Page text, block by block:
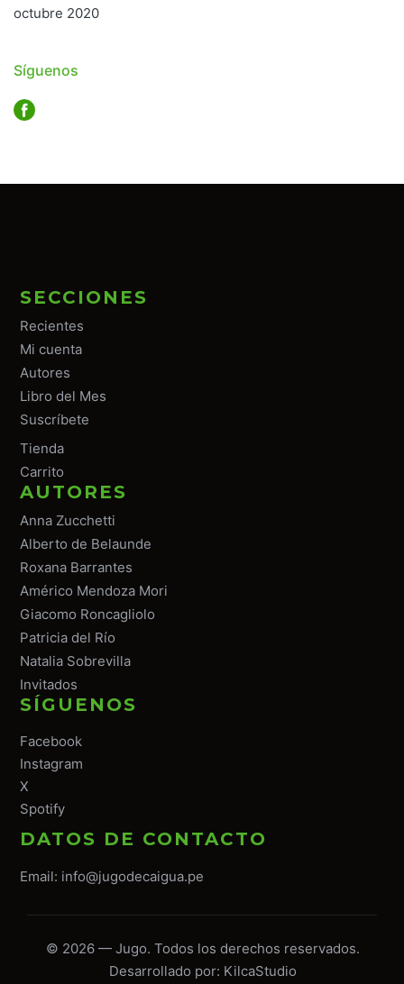
octubre 2020
Síguenos
SECCIONES
Recientes
Mi cuenta
Autores
Libro del Mes
Suscríbete
Tienda
Carrito
AUTORES
Anna Zucchetti
Alberto de Belaunde
Roxana Barrantes
Américo Mendoza Mori
Giacomo Roncagliolo
Patricia del Río
Natalia Sobrevilla
Invitados
SÍGUENOS
Facebook
Instagram
X
Spotify
DATOS DE CONTACTO
Email: info@jugodecaigua.pe
© 2026 — Jugo. Todos los derechos reservados.
Desarrollado por: KilcaStudio